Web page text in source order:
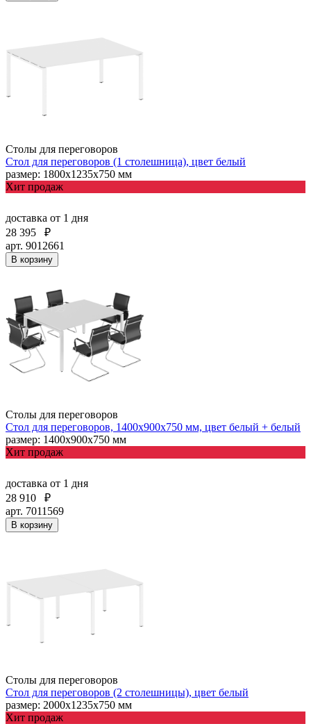
Столы для переговоров
Стол для переговоров (1 столешница), цвет белый
размер: 1800х1235х750 мм
Хит продаж
доставка от 1 дня
28 395
₽
арт. 9012661
В корзину
Столы для переговоров
Стол для переговоров, 1400х900х750 мм, цвет белый + белый
размер: 1400х900х750 мм
Хит продаж
доставка от 1 дня
28 910
₽
арт. 7011569
В корзину
Столы для переговоров
Стол для переговоров (2 столешницы), цвет белый
размер: 2000х1235х750 мм
Хит продаж